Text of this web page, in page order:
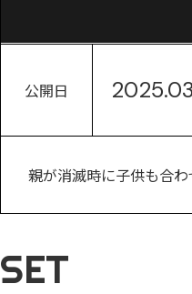
公開日
親が消滅時に子供も合
SET